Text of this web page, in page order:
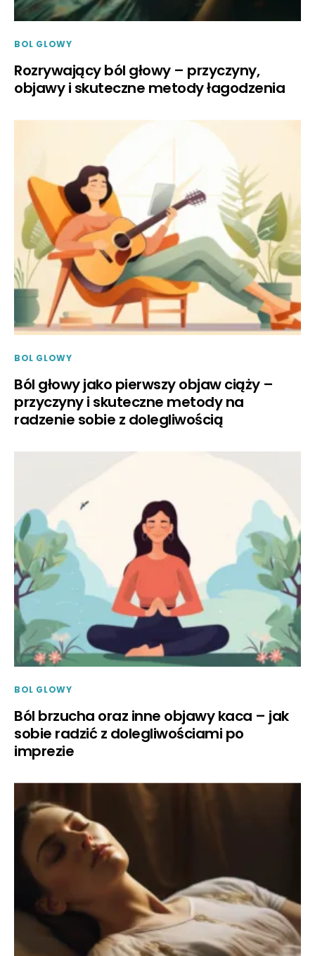
BOL GLOWY
Rozrywający ból głowy – przyczyny,
objawy i skuteczne metody łagodzenia
BOL GLOWY
Ból głowy jako pierwszy objaw ciąży –
przyczyny i skuteczne metody na
radzenie sobie z dolegliwością
BOL GLOWY
Ból brzucha oraz inne objawy kaca – jak
sobie radzić z dolegliwościami po
imprezie